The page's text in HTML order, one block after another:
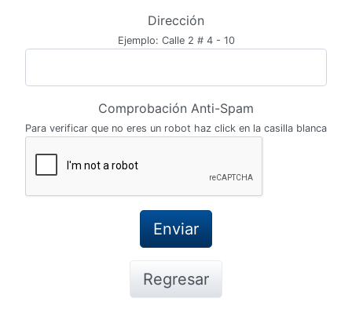
Dirección
Ejemplo: Calle 2 # 4 - 10
Comprobación Anti-Spam
Para verificar que no eres un robot haz click en la casilla blanca
Regresar